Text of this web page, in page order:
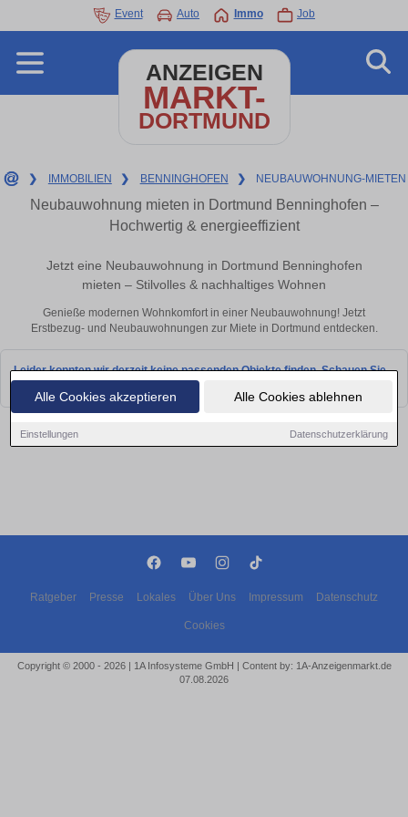
Alle Cookies akzeptieren Alle Cookies ablehnen
Einstellungen Datenschutzerklärung
Event Auto Immo Job
ANZEIGEN
MARKT-
DORTMUND
❯ IMMOBILIEN ❯ BENNINGHOFEN ❯ NEUBAUWOHNUNG-MIETEN
Neubauwohnung mieten in Dortmund Benninghofen –
Hochwertig & energieeffizient
Jetzt eine Neubauwohnung in Dortmund Benninghofen
mieten – Stilvolles & nachhaltiges Wohnen
Genieße modernen Wohnkomfort in einer Neubauwohnung! Jetzt
Erstbezug- und Neubauwohnungen zur Miete in Dortmund entdecken.
Leider konnten wir derzeit keine passenden Objekte finden. Schauen Sie
Ratgeber Presse Lokales Über Uns Impressum Datenschutz
Cookies
Copyright © 2000 - 2026 | 1A Infosysteme GmbH | Content by: 1A-Anzeigenmarkt.de
07.08.2026